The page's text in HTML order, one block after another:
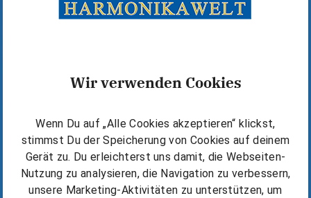
Wir verwenden Cookies
Wenn Du auf „Alle Cookies akzeptieren“ klickst,
stimmst Du der Speicherung von Cookies auf deinem
Gerät zu. Du erleichterst uns damit, die Webseiten-
Nutzung zu analysieren, die Navigation zu verbessern,
unsere Marketing-Aktivitäten zu unterstützen, um
+43 (0)5672 72060
Kostenlos starten
Die Michlbauer Methode
Kurse & Unterricht finden
Erfolgsgeschichten & Tipps